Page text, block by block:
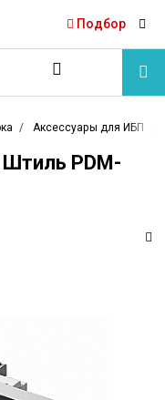
Подбор
Аксессуары для ИБП
PDM-